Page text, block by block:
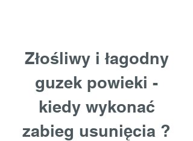
Złośliwy i łagodny
guzek powieki -
kiedy wykonać
zabieg usunięcia ?